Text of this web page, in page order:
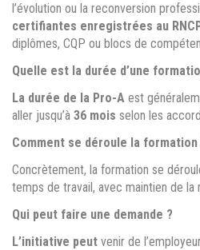
l’évolution ou la reconversion
certifiantes enregistrées au
diplômes, CQP ou blocs de
Quelle est la durée d’une
La durée de la Pro-A est
aller jusqu’à 36 mois selon les
Comment se déroule la formation
Concrètement, la formation se
temps de travail, avec maintien de la
Qui peut faire une demande ?
L’initiative peut venir de